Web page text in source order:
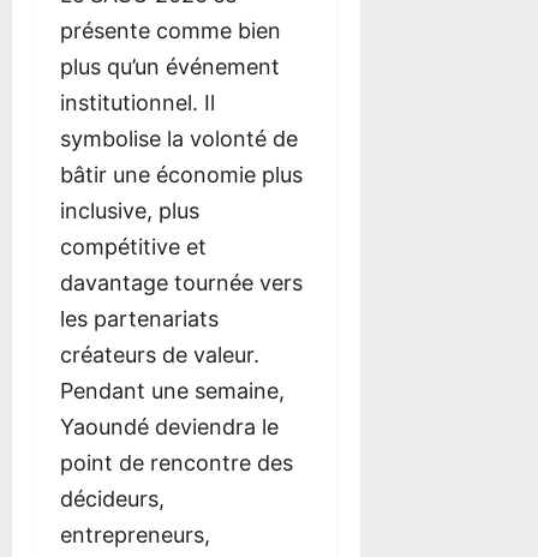
présente comme bien
plus qu’un événement
institutionnel. Il
symbolise la volonté de
bâtir une économie plus
inclusive, plus
compétitive et
davantage tournée vers
les partenariats
créateurs de valeur.
Pendant une semaine,
Yaoundé deviendra le
point de rencontre des
décideurs,
entrepreneurs,